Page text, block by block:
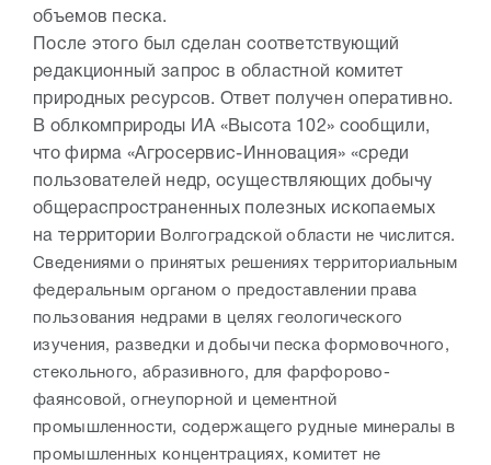
объемов песка.
После этого был сделан соответствующий
редакционный запрос в областной комитет
природных ресурсов. Ответ получен оперативно.
В облкомприроды ИА «Высота 102» сообщили,
что фирма «Агросервис-Инновация» «среди
пользователей недр, осуществляющих добычу
общераспространенных полезных ископаемых
на территории Волгоградской области не числится.
Сведениями о принятых решениях территориальным
федеральным органом о предоставлении права
пользования недрами в целях геологического
изучения, разведки и добычи песка формовочного,
стекольного, абразивного, для фарфорово-
фаянсовой, огнеупорной и цементной
промышленности, содержащего рудные минералы в
промышленных концентрациях, комитет не